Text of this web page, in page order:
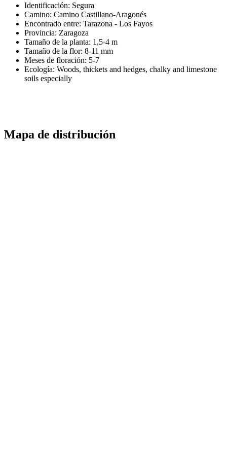
Identificación: Segura
Camino: Camino Castillano-Aragonés
Encontrado entre: Tarazona - Los Fayos
Provincia: Zaragoza
Tamaño de la planta: 1,5-4 m
Tamaño de la flor: 8-11 mm
Meses de floración: 5-7
Ecología: Woods, thickets and hedges, chalky and limestone
soils especially
Mapa de distribución